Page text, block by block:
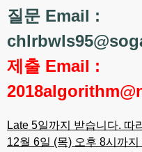
질문 Email :
제출 Email :
Late 5일까지 받습니다. 따
12월 6일 (목) 오후 8시까지